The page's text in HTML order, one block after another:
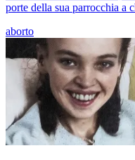
porte della sua parrocchia a
aborto